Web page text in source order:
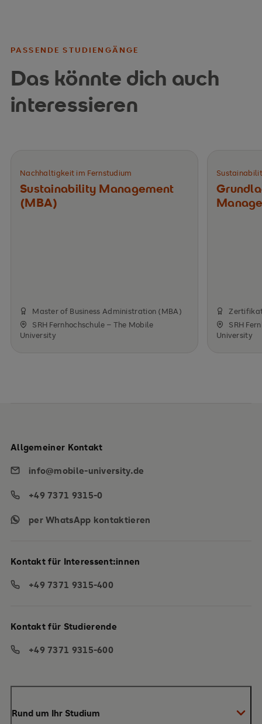
PASSENDE STUDIENGÄNGE
Das könnte dich auch
interessieren
Nachhaltigkeit im Fernstudium
Sustainability Management
(MBA)
Master of Business Administration (MBA)
SRH Fernhochschule – The Mobile
University
SRH
University
Rund um Ihr Studium
Allgemeiner Kontakt
info@mobile-university.de
+49 7371 9315-0
per WhatsApp kontaktieren
Kontakt für Interessent:innen
+49 7371 9315-400
Kontakt für Studierende
+49 7371 9315-600